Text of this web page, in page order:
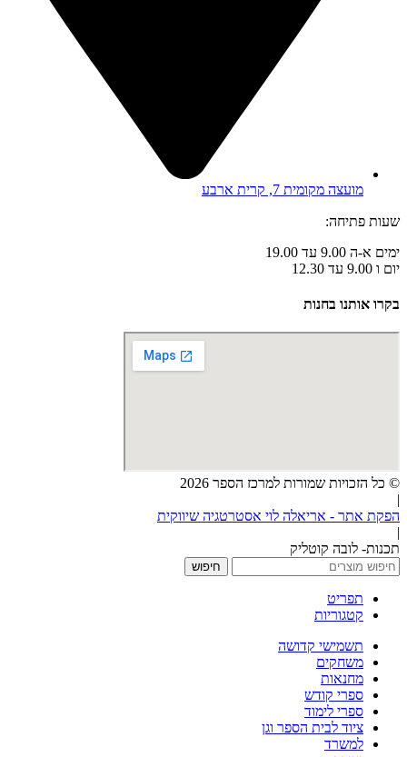
מועצה מקומית 7, קרית ארבע
שעות פתיחה:
ימים א-ה 9.00 עד 19.00
יום ו 9.00 עד 12.30
בקרו אותנו בחנות
© כל הזכויות שמורות למרכז הספר 2026
|
הפקת אתר - אריאלה לוי אסטרטגיה שיווקית
|
תכנות- לובה קוטליק
חיפוש
תפריט
קטגוריות
תשמישי קדושה
משחקים
מחנאות
ספרי קודש
ספרי לימוד
ציוד לבית הספר וגן
למשרד